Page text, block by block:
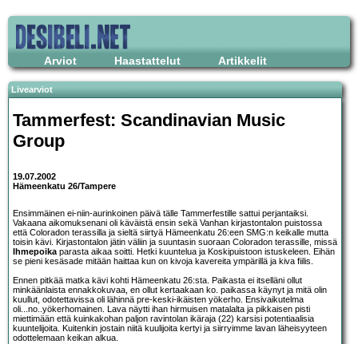
Arviot Haastattelut Artikkelit
Livearviot
Tammerfest: Scandinavian Music
Group
19.07.2002
Hämeenkatu 26/Tampere
Ensimmäinen ei-niin-aurinkoinen päivä tälle Tammerfestille sattui perjantaiksi.
Vakaana aikomuksenani oli käväistä ensin sekä Vanhan kirjastontalon puistossa
että Coloradon terassilla ja sieltä siirtyä Hämeenkatu 26:een SMG:n keikalle mutta
toisin kävi. Kirjastontalon jätin väliin ja suuntasin suoraan Coloradon terassille, missä
Ihmepoikaparasta aikaa soitti. Hetki kuuntelua ja Koskipuistoon istuskeleen. Eihän
se pieni kesäsade mitään haittaa kun on kivoja kavereita ympärillä ja kiva fiilis.
Ennen pitkää matka kävi kohti Hämeenkatu 26:sta. Paikasta ei itselläni ollut
minkäänlaista ennakkokuvaa, en ollut kertaakaan ko. paikassa käynyt ja mitä olin
kuullut, odotettavissa oli lähinnä pre-keski-ikäisten yökerho. Ensivaikutelma
oli...no..yökerhomainen. Lava näytti ihan hirmuisen matalalta ja pikkaisen pisti
miettimään että kuinkakohan paljon ravintolan ikäraja (22) karsisi potentiaalisia
kuuntelijoita. Kuitenkin jostain niitä kuulijoita kertyi ja siirryimme lavan läheisyyteen
odottelemaan keikan alkua.